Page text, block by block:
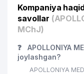
OLMON
23
24 ELITA-TUR
Kompaniya
savollar
MChJ)
❓
APOLLONIYA
joylashgan?
APOLLONIYA